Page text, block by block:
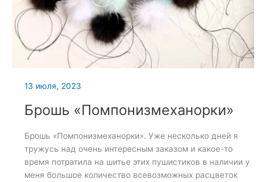
13 июля, 2023
Брошь «Помпонизмеханорки»
Брошь «Помпонизмеханорки». Уже несколько дней я
тружусь над очень интересным заказом и какое-то
время потратила на шитье этих пушистиков в наличии у
меня большое количество всевозможных расцветок